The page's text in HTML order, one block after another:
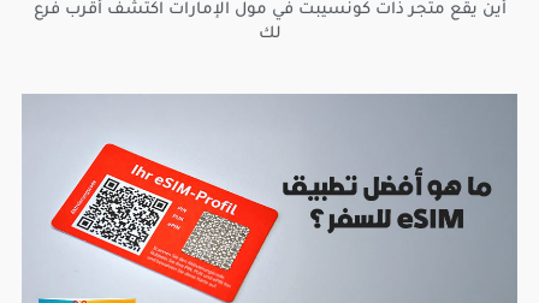
أين يقع متجر ذات كونسيبت في مول الإمارات اكتشف أقرب فرع
لك